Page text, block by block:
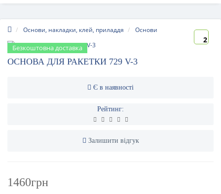
Основи, накладки, клей, приладдя Основи
Безкоштовна доставка
2
ОСНОВА ДЛЯ РАКЕТКИ 729 V-3
Є в наявності
Рейтинг:
Залишити відгук
1460грн